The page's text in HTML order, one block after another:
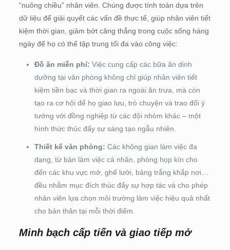
“nuông chiều” nhân viên. Chúng được tính toán dựa trên
dữ liệu để giải quyết các vấn đề thực tế, giúp nhân viên tiết
kiệm thời gian, giảm bớt căng thẳng trong cuộc sống hàng
ngày để họ có thể tập trung tối đa vào công việc:
Đồ ăn miễn phí: Việc cung cấp các bữa ăn dinh
dưỡng tại văn phòng không chỉ giúp nhân viên tiết
kiệm tiền bạc và thời gian ra ngoài ăn trưa, mà còn
tạo ra cơ hội để họ giao lưu, trò chuyện và trao đổi ý
tưởng với đồng nghiệp từ các đội nhóm khác – một
hình thức thúc đẩy sự sáng tạo ngẫu nhiên.
Thiết kế văn phòng: Các không gian làm việc đa
dạng, từ bàn làm việc cá nhân, phòng họp kín cho
đến các khu vực mở, ghế lười, bảng trắng khắp nơi…
đều nhằm mục đích thúc đẩy sự hợp tác và cho phép
nhân viên lựa chọn môi trường làm việc hiệu quả nhất
cho bản thân tại mỗi thời điểm.
Minh bạch cấp tiến và giao tiếp mở